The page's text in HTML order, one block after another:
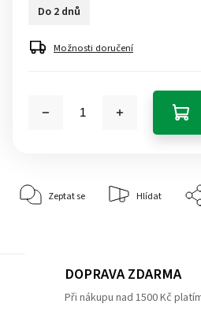
Do 2 dnů
Možnosti doručení
Zeptat se Hlídat
DOPRAVA ZDARMA
Při nákupu nad 1500 Kč